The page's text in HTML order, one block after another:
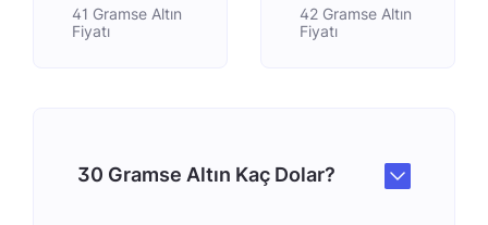
41 Gramse Altın
Fiyatı
42 Gramse Altın
Fiyatı
30 Gramse Altın Kaç Dolar?